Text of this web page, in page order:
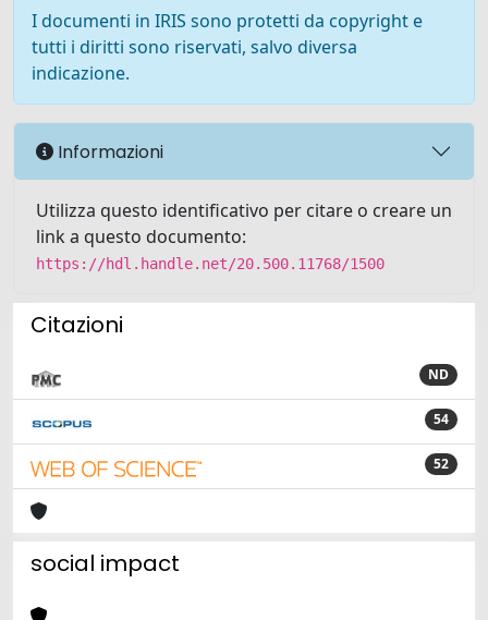
I documenti in IRIS sono protetti da copyright e
tutti i diritti sono riservati, salvo diversa
indicazione.
Informazioni
Utilizza questo identificativo per citare o creare un
link a questo documento:
https://hdl.handle.net/20.500.11768/1500
Citazioni
ND
54
52
social impact